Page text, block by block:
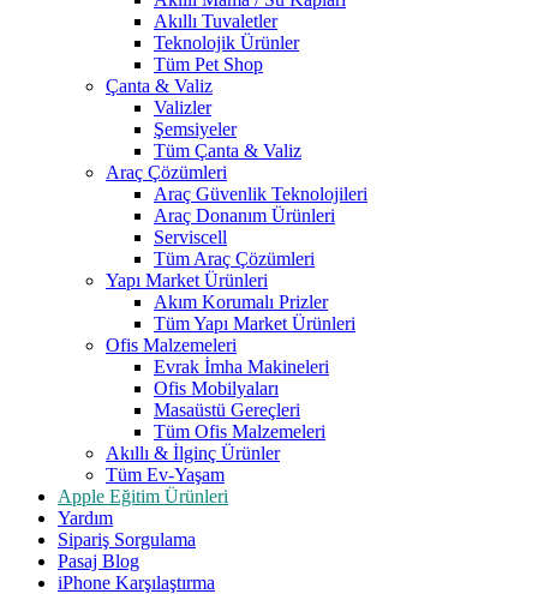
Akıllı Tuvaletler
Teknolojik Ürünler
Tüm Pet Shop
Çanta & Valiz
Valizler
Şemsiyeler
Tüm Çanta & Valiz
Araç Çözümleri
Araç Güvenlik Teknolojileri
Araç Donanım Ürünleri
Serviscell
Tüm Araç Çözümleri
Yapı Market Ürünleri
Akım Korumalı Prizler
Tüm Yapı Market Ürünleri
Ofis Malzemeleri
Evrak İmha Makineleri
Ofis Mobilyaları
Masaüstü Gereçleri
Tüm Ofis Malzemeleri
Akıllı & İlginç Ürünler
Tüm Ev-Yaşam
Apple Eğitim Ürünleri
Yardım
Sipariş Sorgulama
Pasaj Blog
iPhone Karşılaştırma